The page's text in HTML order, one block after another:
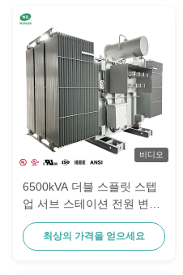
비디오
6500kVA 더블 스플릿 스텝
업 서브 스테이션 전원 변압
기 480V에서 13.8kV IEC
60076최상의 가격을 얻으세요